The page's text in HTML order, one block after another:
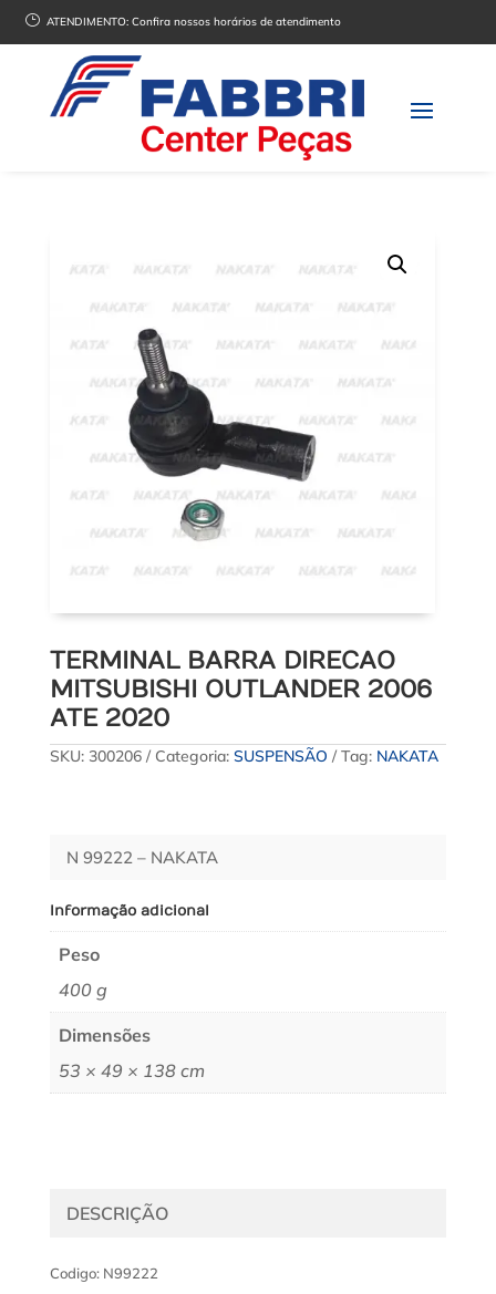
} ATENDIMENTO:Confira nossos horários de atendimento
TERMINAL BARRA DIRECAO
MITSUBISHI OUTLANDER 2006
ATE 2020
SKU: 300206 Categoria: SUSPENSÃO Tag: NAKATA
N 99222 – NAKATA
Informação adicional
Peso
400 g
Dimensões
53 × 49 × 138 cm
DESCRIÇÃO
Codigo: N99222